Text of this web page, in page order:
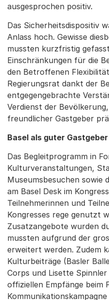
ausgesprochen positiv.
Das Sicherheitsdispositiv
Anlass hoch. Gewisse
mussten kurzfristig
Einschränkungen für die
den Betroffenen
Regierungsrat dankt der
entgegengebrachte
Verdienst der
freundlicher Gastgeber
Basel als guter Gastgeber
Das Begleitprogramm in
Kulturveranstaltungen,
Museumsbesuchen sowie
am Basel Desk im
Teilnehmerinnen und
Kongresses rege genutzt
Zusatzangebote wurden
mussten aufgrund der
erweitert werden. Zudem
Kulturbeiträge (Basler
Corps und Lisette
offiziellen Empfänge beim